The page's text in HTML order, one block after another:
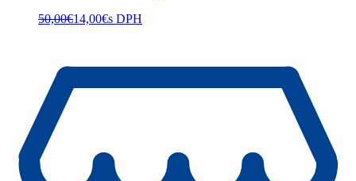
50,00€14,00€s DPH